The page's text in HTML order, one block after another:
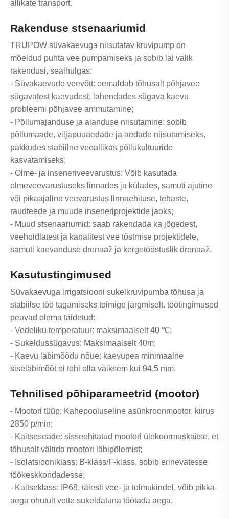
allikate transport.
Rakenduse stsenaariumid
TRUPOW süvakaevuga niisutatav kruvipump on
mõeldud puhta vee pumpamiseks ja sobib lai valik
rakendusi, sealhulgas:
- Süvakaevude veevõtt: eemaldab tõhusalt põhjavee
sügavatest kaevudest, lahendades sügava kaevu
probleemi põhjavee ammutamine;
- Põllumajanduse ja aianduse niisutamine: sobib
põllumaade, viljapuuaedade ja aedade niisutamiseks,
pakkudes stabiilne veeallikas põllukultuuride
kasvatamiseks;
- Olme- ja inseneriveevarustus: Võib kasutada
olmeveevarustuseks linnades ja külades, samuti ajutine
või pikaajaline veevarustus linnaehituse, tehaste,
raudteede ja muude inseneriprojektide jaoks;
- Muud stsenaariumid: saab rakendada ka jõgedest,
veehoidlatest ja kanalitest vee tõstmise projektidele,
samuti kaevanduse drenaaž ja kergetööstuslik drenaaž.
Kasutustingimused
Süvakaevuga irrigatsiooni sukelkruvipumba tõhusa ja
stabiilse töö tagamiseks toimige järgmiselt. töötingimused
peavad olema täidetud:
- Vedeliku temperatuur: maksimaalselt 40 ℃;
- Sukeldussügavus: Maksimaalselt 40m;
- Kaevu läbimõõdu nõue: kaevupea minimaalne
siseläbimõõt ei tohi olla väiksem kui 94,5 mm.
Tehnilised põhiparameetrid (mootor)
- Mootori tüüp: Kahepooluseline asünkroonmootor, kiirus
2850 p/min;
- Kaitseseade: sisseehitatud mootori ülekoormuskaitse, et
tõhusalt vältida mootori läbipõlemist;
- Isolatsiooniklass: B-klass/F-klass, sobib erinevatesse
töökeskkondadesse;
- Kaitseklass: IP68, täiesti vee- ja tolmukindel, võib pikka
aega ohutult vette sukeldatuna töötada aega.